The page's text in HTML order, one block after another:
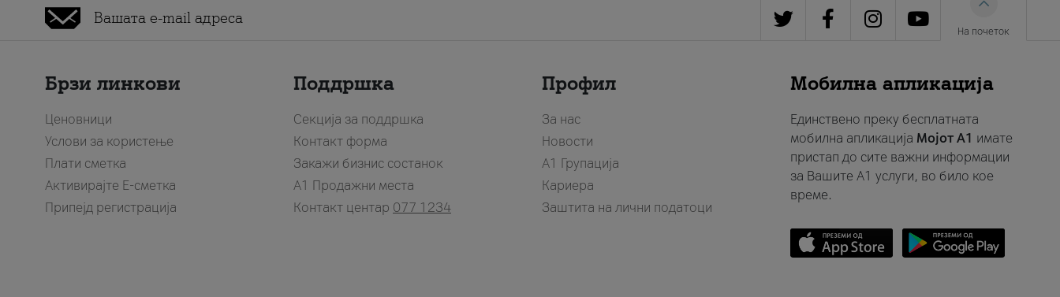
На почеток
Брзи линкови
Ценовници
Услови за користење
Плати сметка
Активирајте Е-сметка
Припејд регистрација
Поддршка
Секција за поддршка
Контакт форма
Закажи бизнис состанок
A1 Продажни места
Контакт центар 077 1234
Профил
За нас
Новости
А1 Групација
Кариера
Заштита на лични податоци
Мобилна апликација
Единствено преку бесплатната
мобилна апликација Мојот A1 имате
пристап до сите важни информации
за Вашите A1 услуги, во било кое
време.